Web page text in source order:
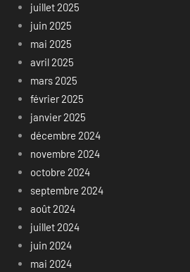
juillet 2025
juin 2025
mai 2025
avril 2025
mars 2025
février 2025
janvier 2025
décembre 2024
novembre 2024
octobre 2024
septembre 2024
août 2024
juillet 2024
juin 2024
mai 2024